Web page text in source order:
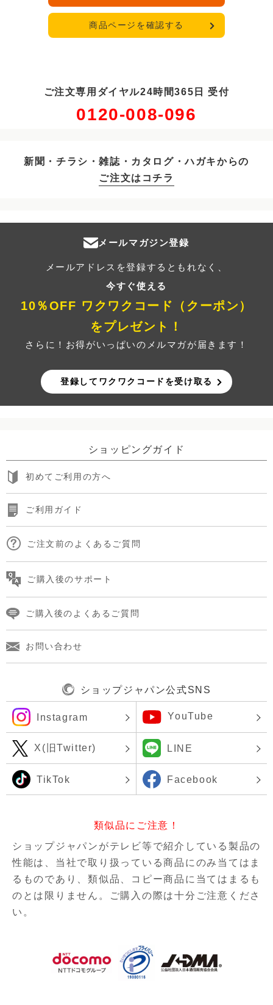
商品ページを確認する
ご注文専用ダイヤル24時間365日 受付
0120-008-096
新聞・チラシ・雑誌・カタログ・ハガキからの
ご注文はコチラ
メールマガジン登録
メールアドレスを登録するともれなく、
今すぐ使える
10％OFF ワクワクコード（クーポン）
をプレゼント！
さらに！お得がいっぱいのメルマガが届きます！
登録してワクワクコードを受け取る
ショッピングガイド
初めてご利用の方へ
ご利用ガイド
ご注文前のよくあるご質問
ご購入後のサポート
ご購入後のよくあるご質問
お問い合わせ
ショップジャパン公式SNS
Instagram YouTube
X(旧Twitter) LINE
TikTok Facebook
類似品にご注意！
ショップジャパンがテレビ等で紹介している製品の
性能は、当社で取り扱っている商品にのみ当てはま
るものであり、類似品、コピー商品に当てはまるも
のとは限りません。ご購入の際は十分ご注意くださ
い。